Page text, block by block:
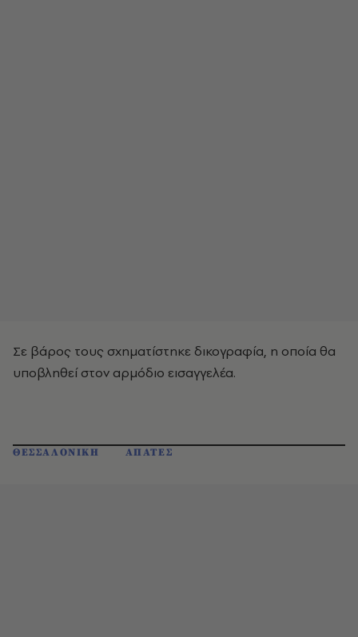
Σε βάρος τους σχηματίστηκε δικογραφία, η οποία θα
υποβληθεί στον αρμόδιο εισαγγελέα.
ΘΕΣΣΑΛΟΝΙΚΗ ΑΠΑΤΕΣ